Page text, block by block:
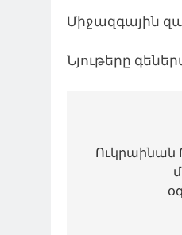
Միջազգային
Նյութերը
Ուկրաինան